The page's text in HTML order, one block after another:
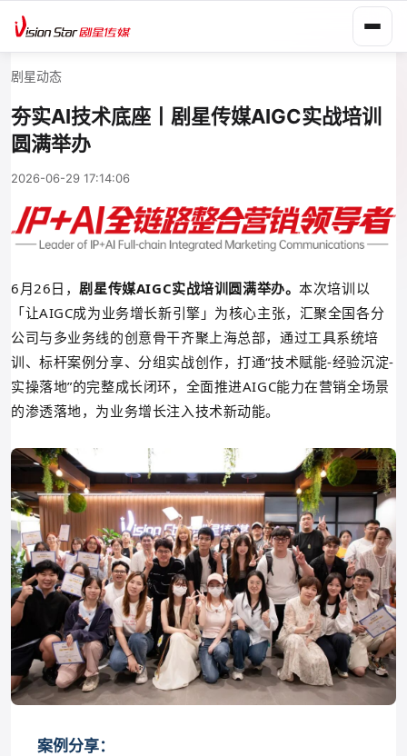
剧星动态
夯实AI技术底座丨剧星传媒AIGC实战培训
圆满举办
2026-06-29 17:14:06
6月26日，剧星传媒AIGC实战培训圆满举办。本次培训以
「让AIGC成为业务增长新引擎」为核心主张，汇聚全国各分
公司与多业务线的创意骨干齐聚上海总部，通过工具系统培
训、标杆案例分享、分组实战创作，打通“技术赋能-经验沉淀-
实操落地”的完整成长闭环，全面推进AIGC能力在营销全场景
的渗透落地，为业务增长注入技术新动能。
案例分享：